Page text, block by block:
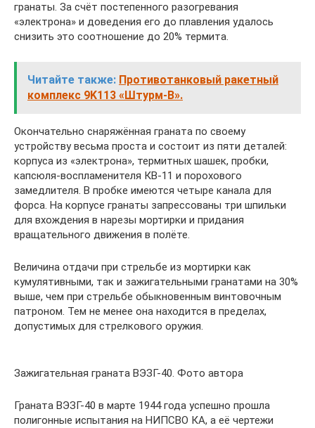
гранаты. За счёт постепенного разогревания
«электрона» и доведения его до плавления удалось
снизить это соотношение до 20% термита.
Читайте также: Противотанковый ракетный
комплекс 9K113 «Штурм-В».
Окончательно снаряжённая граната по своему
устройству весьма проста и состоит из пяти деталей:
корпуса из «электрона», термитных шашек, пробки,
капсюля-воспламенителя КВ-11 и порохового
замедлителя. В пробке имеются четыре канала для
форса. На корпусе гранаты запрессованы три шпильки
для вхождения в нарезы мортирки и придания
вращательного движения в полёте.
Величина отдачи при стрельбе из мортирки как
кумулятивными, так и зажигательными гранатами на 30%
выше, чем при стрельбе обыкновенным винтовочным
патроном. Тем не менее она находится в пределах,
допустимых для стрелкового оружия.
Зажигательная граната ВЭЗГ-40. Фото автора
Граната ВЭЗГ-40 в марте 1944 года успешно прошла
полигонные испытания на НИПСВО КА, а её чертежи